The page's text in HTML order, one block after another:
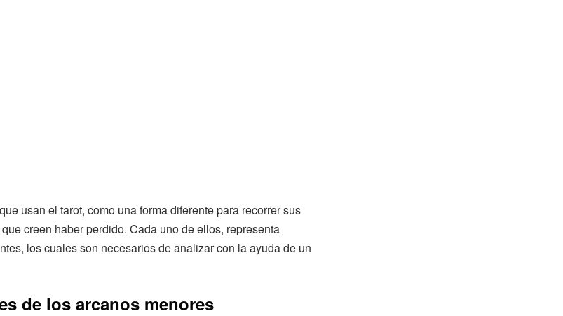
usan el tarot, como una forma diferente para recorrer sus
creen haber perdido. Cada uno de ellos, representa
los cuales son necesarios de analizar con la ayuda de un
de los arcanos menores